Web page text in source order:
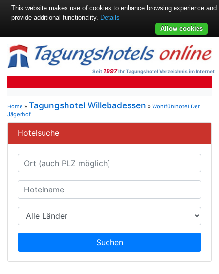
Seit 1997Ihr Tagungshotel Verzeichnis im Internet
Home » Tagungshotel Willebadessen » Wohlfühlhotel Der
Jägerhof
Hotelsuche
Suchen
This website makes use of cookies to enhance browsing experience and
provide additional functionality. Details
Allow cookies